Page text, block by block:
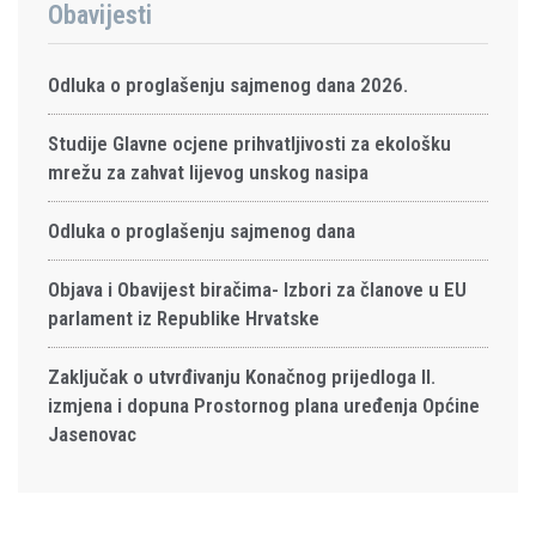
Obavijesti
Odluka o proglašenju sajmenog dana 2026.
Studije Glavne ocjene prihvatljivosti za ekološku
mrežu za zahvat lijevog unskog nasipa
Odluka o proglašenju sajmenog dana
Objava i Obavijest biračima- Izbori za članove u EU
parlament iz Republike Hrvatske
Zaključak o utvrđivanju Konačnog prijedloga II.
izmjena i dopuna Prostornog plana uređenja Općine
Jasenovac